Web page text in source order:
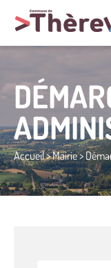
Accueil>Mairie>